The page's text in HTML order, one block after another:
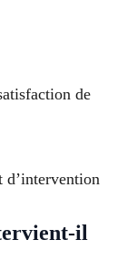
de
d’intervention
il